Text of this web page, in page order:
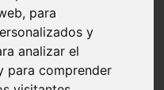
para
y
analizar el
para comprender